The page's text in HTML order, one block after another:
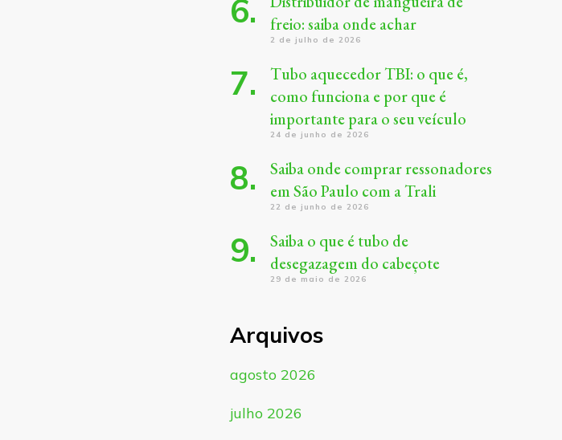
freio: saiba onde achar
2 de julho de 2026
Tubo aquecedor TBI: o que é,
como funciona e por que é
importante para o seu veículo
24 de junho de 2026
Saiba onde comprar ressonadores
em São Paulo com a Trali
22 de junho de 2026
Saiba o que é tubo de
desegazagem do cabeçote
29 de maio de 2026
Arquivos
agosto 2026
julho 2026